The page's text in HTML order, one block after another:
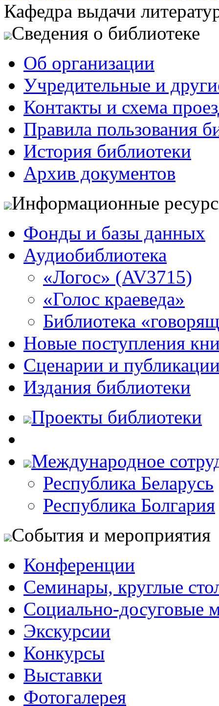
Кафедра выдачи
Сведения о библиотеке
Об организации
Учредительные и
Контакты и схема
Правила пользования
История библиотеки
Архив документов
Информационные
Фонды и базы данных
Аудиобиблиотека
«Логос» (AV3715)
«Голос краеведа»
Библиотека
Новые поступления
Сценарии и
Издания библиотеки
Проекты библиотеки
Международное
Республика Беларусь
Республика Болгария
События и мероприятия
Конференции
Семинары, круглые
Социально-досуговые
Экскурсии
Конкурсы
Выставки
Фотогалерея